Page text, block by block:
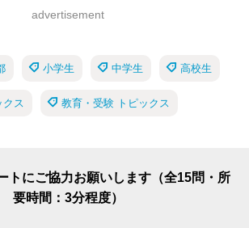
advertisement
小学生 中学生 高校生
クス 教育・受験 トピックス
トにご協力お願いします（全15問・所
要時間：3分程度）